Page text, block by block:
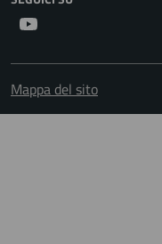
Mappa del sito